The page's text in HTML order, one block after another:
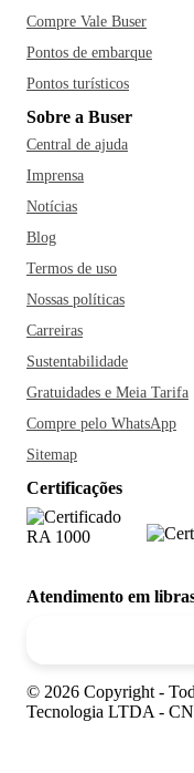
Compre Vale Buser
Pontos de embarque
Pontos turísticos
Sobre a Buser
Central de ajuda
Imprensa
Notícias
Blog
Termos de uso
Nossas políticas
Carreiras
Sustentabilidade
Gratuidades e Meia Tarifa
Compre pelo WhatsApp
Sitemap
Certificações
Atendimento em
© 2026 Copyright -
Tecnologia LTDA -